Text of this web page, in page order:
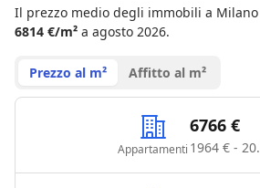
Il prezzo medio degli immobili a Milano
6814 €/m² a agosto 2026.
Prezzo al m² Affitto al m²
Appartamenti
6766 €
1964 € -